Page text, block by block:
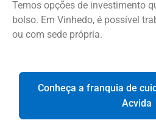
Temos opções de investimento
bolso. Em Vinhedo, é possível
ou com sede própria.
Conheça a franquia de
Acvida